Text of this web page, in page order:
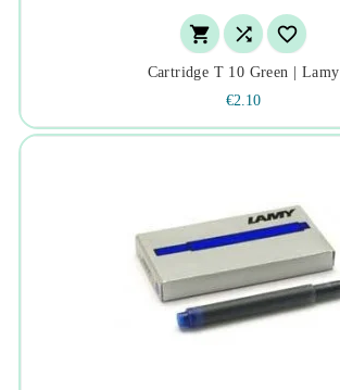
  
Cartridge T 10 Green | Lamy
€2.10